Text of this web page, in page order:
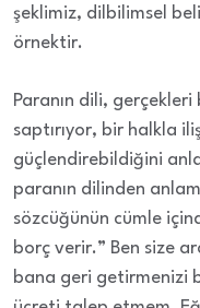
şeklimiz, dilbilimsel
örnektir.
Paranın dili, gerçekleri
saptırıyor, bir halkla
güçlendirebildiğini
paranın dilinden
sözcüğünün cümle
borç verir.” Ben size
bana geri getirmenizi